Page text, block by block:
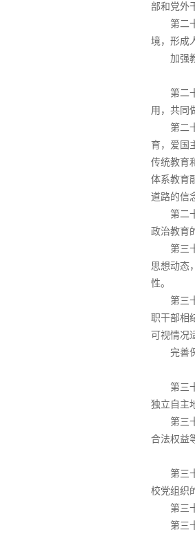
部和党外
第二
境，形成
加强
第二
用，共同
第二
育，爱国
传统教育
体系教育
道路的信
第二
政治教育
第三
思想动态
性。
第三
职干部相
可视情况
完善
第三
独立自主
第三
合法权益
第三
校党组织
第三
第三